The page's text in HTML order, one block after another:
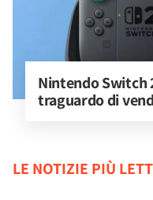
Nintendo Switch
traguardo di
LE NOTIZIE PIÙ